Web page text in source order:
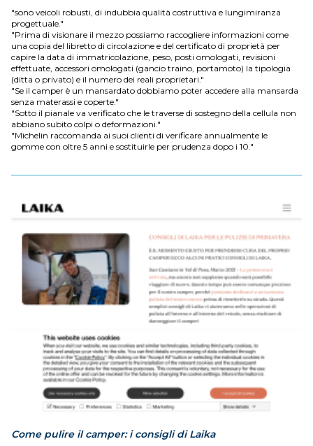
"sono veicoli robusti, di indubbia qualità costruttiva e lungimiranza
progettuale."
"Prima di visionare il mezzo possiamo raccogliere informazioni come
una copia del libretto di circolazione e del certificato di proprietà per
capire la data di immatricolazione, peso, posti omologati, revisioni
effettuate, accessori omologati (gancio traino, portamoto) la tipologia
(ditta o privato) e il numero dei reali proprietari."
"Se il camper è un mansardato dobbiamo poter accedere alla mansarda
senza materassi e coperte."
"Sotto il pianale va verificato che le traverse di sostegno della cellula non
abbiano subito colpi o deformazioni."
"Michelin raccomanda ai suoi clienti di verificare annualmente le
gomme con oltre 5 anni e sostituirle per prudenza dopo i 10."
Come pulire il camper: i consigli di Laika